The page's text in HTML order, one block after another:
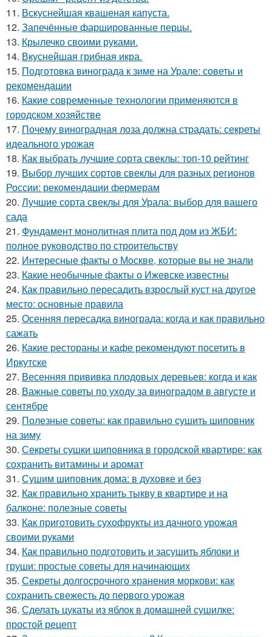
11. Вскуснейшая квашеная капуста.
12. Запечённые фаршированные перцы.
13. Крылечко своими руками.
14. Вкуснейшая грибная икра.
15. Подготовка винограда к зиме на Урале: советы и
рекомендации
16. Какие современные технологии применяются в
городском хозяйстве
17. Почему виноградная лоза должна страдать: секреты
идеального урожая
18. Как выбрать лучшие сорта свеклы: топ-10 рейтинг
19. Выбор лучших сортов свеклы для разных регионов
России: рекомендации фермерам
20. Лучшие сорта свеклы для Урала: выбор для вашего
сада
21. Фундамент монолитная плита под дом из ЖБИ:
полное руководство по строительству
22. Интересные факты о Москве, которые вы не знали
23. Какие необычные факты о Ижевске известны
24. Как правильно пересадить взрослый куст на другое
место: основные правила
25. Осенняя пересадка винограда: когда и как правильно
сажать
26. Какие рестораны и кафе рекомендуют посетить в
Иркутске
27. Весенняя прививка плодовых деревьев: когда и как
28. Важные советы по уходу за виноградом в августе и
сентябре
29. Полезные советы: как правильно сушить шиповник
на зиму
30. Секреты сушки шиповника в городской квартире: как
сохранить витамины и аромат
31. Сушим шиповник дома: в духовке и без
32. Как правильно хранить тыкву в квартире и на
балконе: полезные советы
33. Как приготовить сухофрукты из дачного урожая
своими руками
34. Как правильно подготовить и засушить яблоки и
груши: простые советы для начинающих
35. Секреты долгосрочного хранения моркови: как
сохранить свежесть до первого урожая
36. Сделать цукаты из яблок в домашней сушилке:
простой рецепт